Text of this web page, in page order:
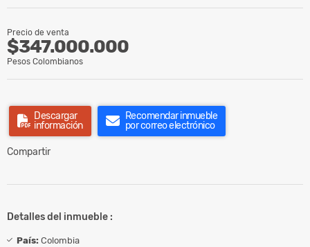
Precio de venta
$347.000.000
Pesos Colombianos
Descargar
información
Recomendar inmueble
por correo electrónico
Compartir
Detalles del inmueble :
País: Colombia